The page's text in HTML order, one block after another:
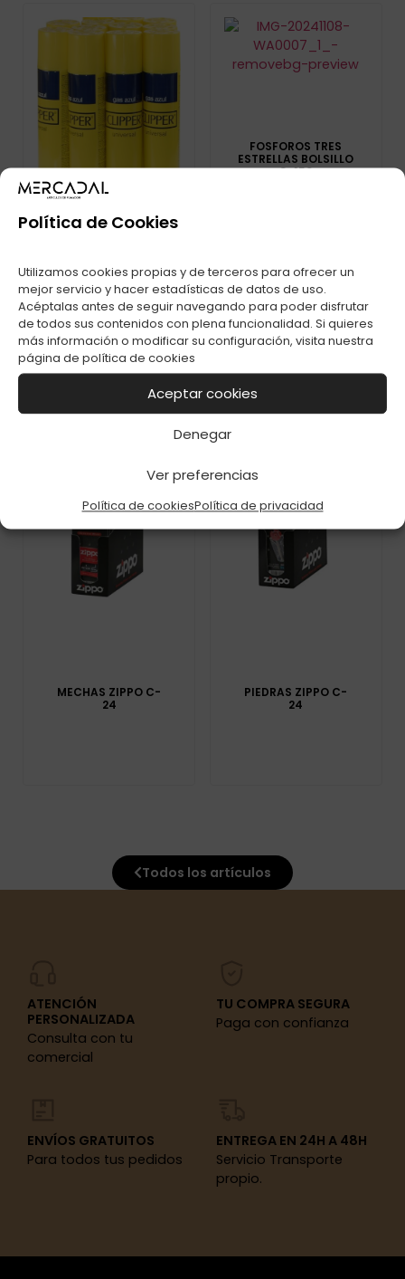
Política de Cookies
Utilizamos cookies propias y de terceros para ofrecer un
mejor servicio y hacer estadísticas de datos de uso.
Acéptalas antes de seguir navegando para poder disfrutar
de todos sus contenidos con plena funcionalidad. Si quieres
más información o modificar su configuración, visita nuestra
página de política de cookies
Aceptar cookies
Denegar
Ver preferencias
Política de cookiesPolítica de privacidad
GAS CLIPPER C-24
FOSFOROS TRES
ESTRELLAS BOLSILLO
C-150
MECHAS ZIPPO C-
24
PIEDRAS ZIPPO C-
24
Todos los artículos
ATENCIÓN
PERSONALIZADA
Consulta con tu
comercial
TU COMPRA SEGURA
Paga con confianza
ENVÍOS GRATUITOS
Para todos tus pedidos
ENTREGA EN 24H A 48H
Servicio Transporte
propio.